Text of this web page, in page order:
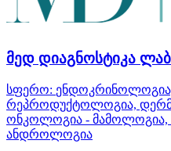
მედ დიაგნოსტიკა
სფერო:
რეპროდუქტოლოგია,
ონკოლოგია -
ანდროლოგია